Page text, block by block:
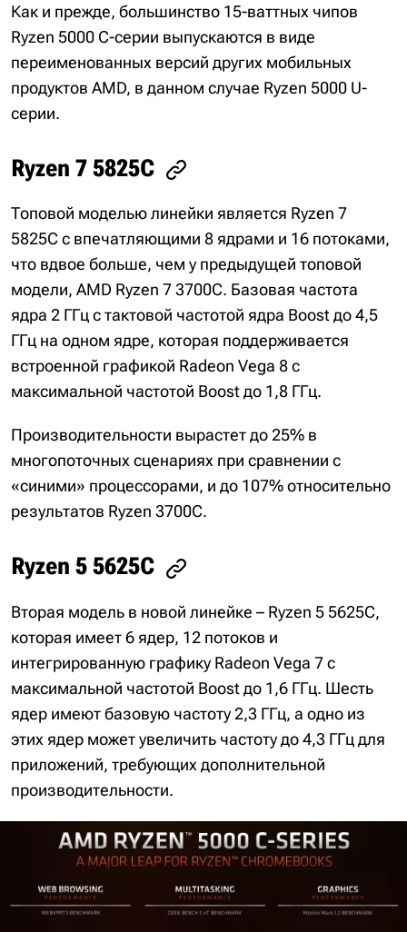
Как и прежде, большинство 15-ваттных чипов
Ryzen 5000 C-серии выпускаются в виде
переименованных версий других мобильных
продуктов AMD, в данном случае Ryzen 5000 U-
серии.
Ryzen 7 5825C
Топовой моделью линейки является Ryzen 7
5825C с впечатляющими 8 ядрами и 16 потоками,
что вдвое больше, чем у предыдущей топовой
модели, AMD Ryzen 7 3700C. Базовая частота
ядра 2 ГГц с тактовой частотой ядра Boost до 4,5
ГГц на одном ядре, которая поддерживается
встроенной графикой Radeon Vega 8 с
максимальной частотой Boost до 1,8 ГГц.
Производительности вырастет до 25% в
многопоточных сценариях при сравнении с
«синими» процессорами, и до 107% относительно
результатов Ryzen 3700C.
Ryzen 5 5625C
Вторая модель в новой линейке – Ryzen 5 5625C,
которая имеет 6 ядер, 12 потоков и
интегрированную графику Radeon Vega 7 с
максимальной частотой Boost до 1,6 ГГц. Шесть
ядер имеют базовую частоту 2,3 ГГц, а одно из
этих ядер может увеличить частоту до 4,3 ГГц для
приложений, требующих дополнительной
производительности.